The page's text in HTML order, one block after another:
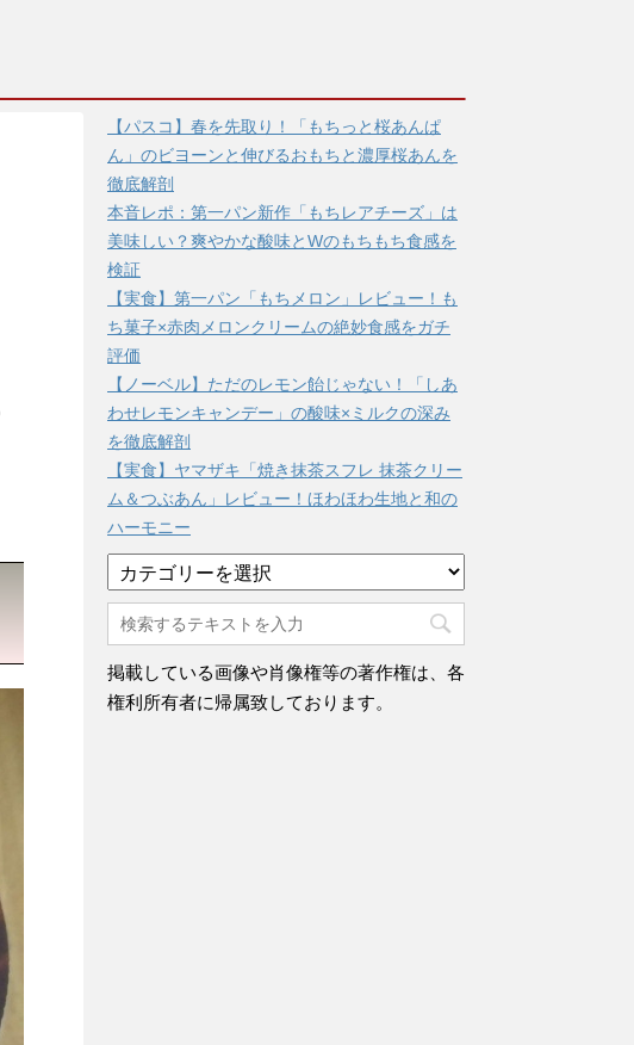
【パスコ】春を先取り！「もちっと桜あんぱ
ん」のビヨーンと伸びるおもちと濃厚桜あんを
徹底解剖
本音レポ：第一パン新作「もちレアチーズ」は
美味しい？爽やかな酸味とWのもちもち食感を
検証
【実食】第一パン「もちメロン」レビュー！も
ち菓子×赤肉メロンクリームの絶妙食感をガチ
評価
【ノーベル】ただのレモン飴じゃない！「しあ
わせレモンキャンデー」の酸味×ミルクの深み
を徹底解剖
【実食】ヤマザキ「焼き抹茶スフレ 抹茶クリー
ム＆つぶあん」レビュー！ほわほわ生地と和の
ハーモニー
テ
ゴ
リ
ー
掲載している画像や肖像権等の著作権は、各
権利所有者に帰属致しております。